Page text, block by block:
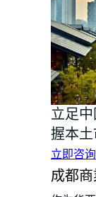
立足
握本
立即咨询
成都